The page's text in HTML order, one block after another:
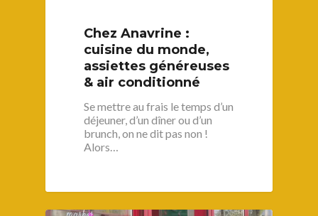
Chez Anavrine :
cuisine du monde,
assiettes généreuses
& air conditionné
Se mettre au frais le temps d’un
déjeuner, d’un dîner ou d’un
brunch, on ne dit pas non !
Alors…